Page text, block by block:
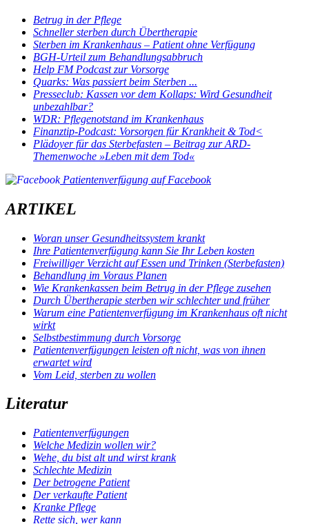
Betrug in der Pflege
Schneller sterben durch Übertherapie
Sterben im Krankenhaus – Patient ohne Verfügung
BGH-Urteil zum Behandlungsabbruch
Help FM Podcast zur Vorsorge
Quarks: Was passiert beim Sterben ...
Presseclub: Kassen vor dem Kollaps: Wird Gesundheit
unbezahlbar?
WDR: Pflegenotstand im Krankenhaus
Finanztip-Podcast: Vorsorgen für Krankheit & Tod<
Plädoyer für das Sterbefasten – Beitrag zur ARD-
Themenwoche »Leben mit dem Tod«
Patientenverfügung auf Facebook
ARTIKEL
Woran unser Gesundheitssystem krankt
Ihre Patientenverfügung kann Sie Ihr Leben kosten
Freiwilliger Verzicht auf Essen und Trinken (Sterbefasten)
Behandlung im Voraus Planen
Wie Krankenkassen beim Betrug in der Pflege zusehen
Durch Übertherapie sterben wir schlechter und früher
Warum eine Patientenverfügung im Krankenhaus oft nicht
wirkt
Selbstbestimmung durch Vorsorge
Patientenverfügungen leisten oft nicht, was von ihnen
erwartet wird
Vom Leid, sterben zu wollen
Literatur
Pati­en­ten­ver­fü­gun­gen
Wel­che Medi­zin wol­len wir?
Wehe, du bist alt und wirst krank
Schlech­te Medi­zin
Der betro­ge­ne Pati­ent
Der ver­kauf­te Pati­ent
Kran­ke Pfle­ge
Ret­te sich, wer kann